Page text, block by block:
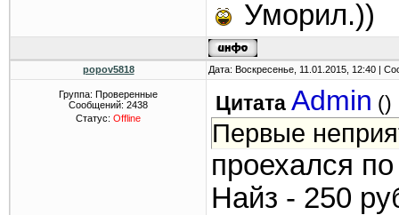
И все это при
за весь
107,5%. То
чем
был ли сговор
Уморил.))
popov5818 Дата: Воскресенье, 11.01.2015, 12:40 |
Группа: Проверенные
Сообщений: 2438
Статус: Offline
Цитата Admin ()
Первые
проехался
Найз - 250